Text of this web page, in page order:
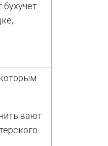
бухучет